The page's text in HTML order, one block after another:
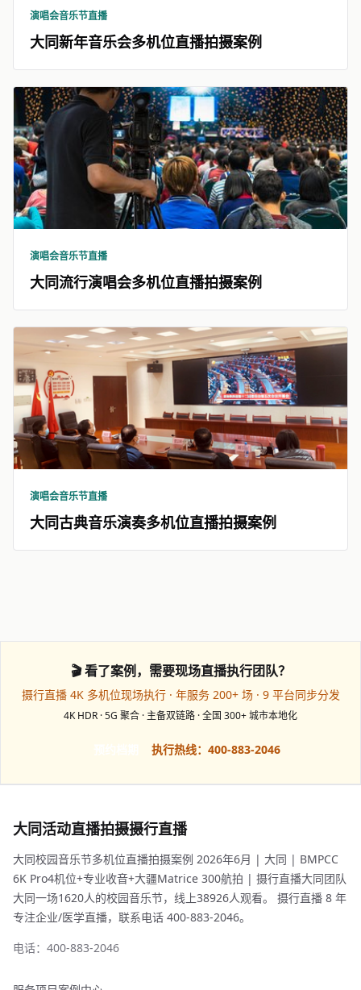
演唱会音乐节直播
大同新年音乐会多机位直播拍摄案例
演唱会音乐节直播
大同流行演唱会多机位直播拍摄案例
演唱会音乐节直播
大同古典音乐演奏多机位直播拍摄案例
🎬 看了案例，需要现场直播执行团队？
摄行直播 4K 多机位现场执行 · 年服务 200+ 场 · 9 平台同步分发
4K HDR · 5G 聚合 · 主备双链路 · 全国 300+ 城市本地化
执行热线：400-883-2046
大同活动直播拍摄摄行直播
大同校园音乐节多机位直播拍摄案例 2026年6月 | 大同 | BMPCC
6K Pro4机位+专业收音+大疆Matrice 300航拍 | 摄行直播大同团队
大同一场1620人的校园音乐节，线上38926人观看。 摄行直播 8 年
专注企业/医学直播，联系电话 400-883-2046。
电话：400-883-2046